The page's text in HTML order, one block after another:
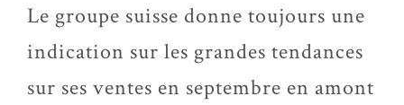
Le groupe suisse donne toujours une
indication sur les grandes tendances
sur ses ventes en septembre en amont